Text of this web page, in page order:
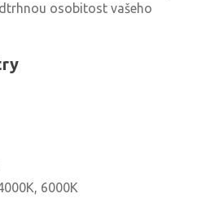
osobitost vašeho
6000K